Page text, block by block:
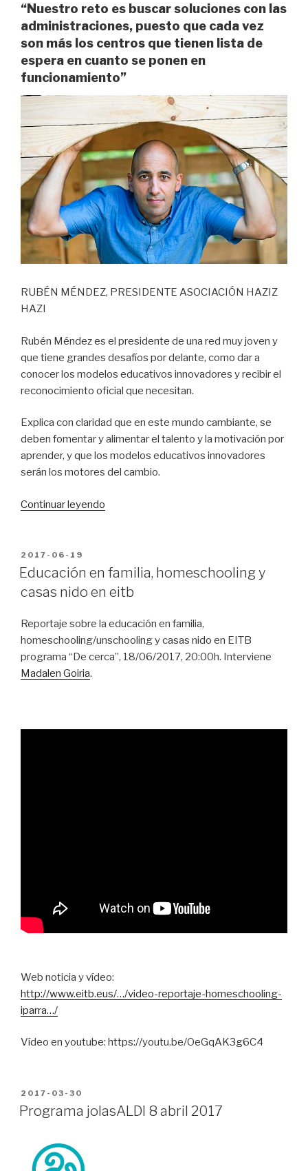
“Nuestro reto es buscar soluciones con las
administraciones, puesto que cada vez
son más los centros que tienen lista de
espera en cuanto se ponen en
funcionamiento”
RUBÉN MÉNDEZ, PRESIDENTE ASOCIACIÓN HAZIZ
HAZI
Rubén Méndez es el presidente de una red muy joven y
que tiene grandes desafíos por delante, como dar a
conocer los modelos educativos innovadores y recibir el
reconocimiento oficial que necesitan.
Explica con claridad que en este mundo cambiante, se
deben fomentar y alimentar el talento y la motivación por
aprender, y que los modelos educativos innovadores
serán los motores del cambio.
Continuar leyendo
buscar
soluciones
las
administraciones”
PUBLICADO
EN
2017-06-19
Educación en familia, homeschooling y
casas nido en eitb
Reportaje sobre la educación en familia,
homeschooling/unschooling y casas nido en EITB
programa “De cerca”, 18/06/2017, 20:00h. Interviene
Madalen Goiria.
Web noticia y vídeo:
http://www.eitb.eus/…/video-reportaje-homeschooling-
iparra…/
Vídeo en youtube: https://youtu.be/OeGqAK3g6C4
PUBLICADO
EN
2017-03-30
Programa jolasALDI 8 abril 2017